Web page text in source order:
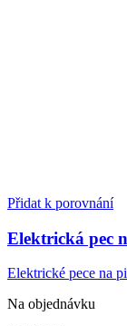
Přidat k porovnání
Elektrická pec
Elektrické pece na
Na objednávku